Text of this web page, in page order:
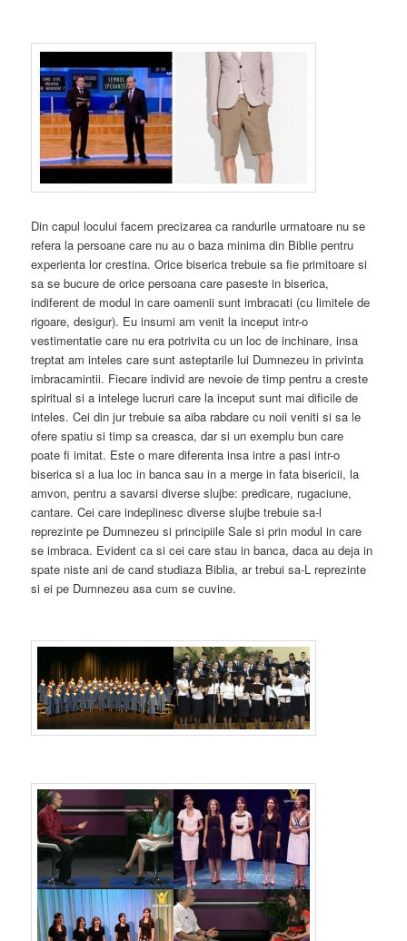
Din capul locului facem precizarea ca randurile urmatoare nu se
refera la persoane care nu au o baza minima din Biblie pentru
experienta lor crestina. Orice biserica trebuie sa fie primitoare si
sa se bucure de orice persoana care paseste in biserica,
indiferent de modul in care oamenii sunt imbracati (cu limitele de
rigoare, desigur). Eu insumi am venit la inceput intr-o
vestimentatie care nu era potrivita cu un loc de inchinare, insa
treptat am inteles care sunt asteptarile lui Dumnezeu in privinta
imbracamintii. Fiecare individ are nevoie de timp pentru a creste
spiritual si a intelege lucruri care la inceput sunt mai dificile de
inteles. Cei din jur trebuie sa aiba rabdare cu noii veniti si sa le
ofere spatiu si timp sa creasca, dar si un exemplu bun care
poate fi imitat. Este o mare diferenta insa intre a pasi intr-o
biserica si a lua loc in banca sau in a merge in fata bisericii, la
amvon, pentru a savarsi diverse slujbe: predicare, rugaciune,
cantare. Cei care indeplinesc diverse slujbe trebuie sa-l
reprezinte pe Dumnezeu si principiile Sale si prin modul in care
se imbraca. Evident ca si cei care stau in banca, daca au deja in
spate niste ani de cand studiaza Biblia, ar trebui sa-L reprezinte
si ei pe Dumnezeu asa cum se cuvine.